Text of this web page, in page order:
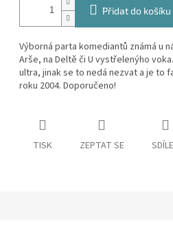
Přidat do košíku
Výborná parta komediantů známá u
Arše, na Deltě či U vystřelenýho
ultra, jinak se to nedá nezvat a je to
roku 2004. Doporučeno!
TISK ZEPTAT SE